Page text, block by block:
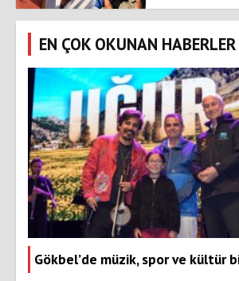
EN ÇOK OKUNAN HABERLER
Gökbel’de müzik, spor ve kültür